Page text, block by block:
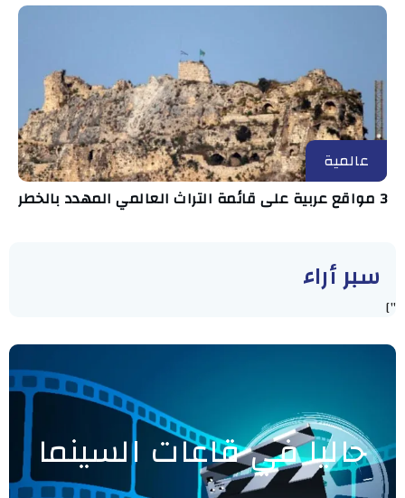
عالمية
3 مواقع عربية على قائمة التراث العالمي المهدد بالخطر
سبر أراء
"]
حاليا في قاعات السينما